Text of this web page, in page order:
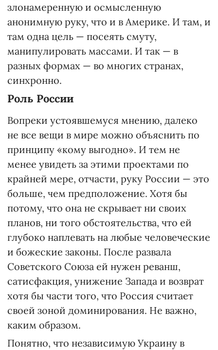
злонамеренную и осмысленную
анонимную руку, что и в Америке. И там, и
там одна цель — посеять смуту,
манипулировать массами. И так — в
разных формах — во многих странах,
синхронно.
Роль России
Вопреки устоявшемуся мнению, далеко
не все вещи в мире можно объяснить по
принципу «кому выгодно». И тем не
менее увидеть за этими проектами по
крайней мере, отчасти, руку России — это
больше, чем предположение. Хотя бы
потому, что она не скрывает ни своих
планов, ни того обстоятельства, что ей
глубоко наплевать на любые человеческие
и божеские законы. После развала
Советского Союза ей нужен реванш,
сатисфакция, унижение Запада и возврат
хотя бы части того, что Россия считает
своей зоной доминирования. Не важно,
каким образом.
Понятно, что независимую Украину в